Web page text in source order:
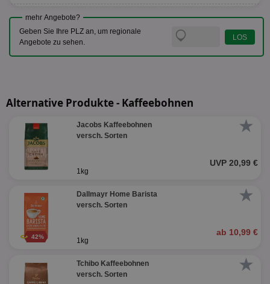
mehr Angebote?
Geben Sie Ihre PLZ an, um regionale
Angebote zu sehen.
Alternative Produkte - Kaffeebohnen
★
Jacobs Kaffeebohnen
versch. Sorten
UVP 20,99 €
1kg
★
42%
Dallmayr Home Barista
versch. Sorten
ab 10,99 €
1kg
★
Tchibo Kaffeebohnen
versch. Sorten